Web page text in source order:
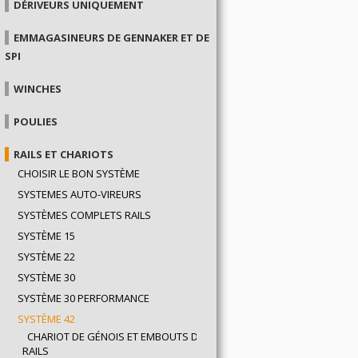
DÉRIVEURS UNIQUEMENT
EMMAGASINEURS DE GENNAKER ET DE
SPI
WINCHES
POULIES
RAILS ET CHARIOTS
CHOISIR LE BON SYSTÈME
SYSTEMES AUTO-VIREURS
SYSTÈMES COMPLETS RAILS
SYSTÈME 15
SYSTÈME 22
SYSTÈME 30
SYSTÈME 30 PERFORMANCE
SYSTÈME 42
CHARIOT DE GÉNOIS ET EMBOUTS DE
RAILS